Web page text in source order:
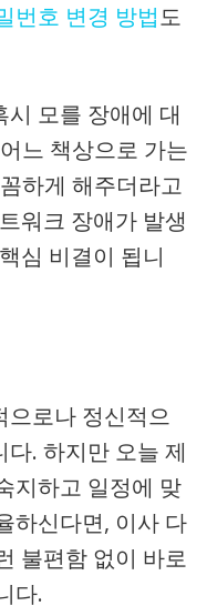
번호 변경 방법도
모를 장애에 대
느 책상으로 가는
하게 해주더라고
워크 장애가 발생
심 비결이 됩니
으로나 정신적으
. 하지만 오늘 제
지하고 일정에 맞
하신다면, 이사 다
불편함 없이 바로
다.